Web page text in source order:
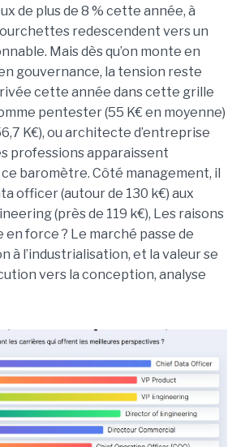
de plus de 8 % cette année, à
redescendent vers un
Mais dès qu’on monte en
gouvernance, la tension reste
cette année dans cette grille
pentester (55 K€ en moyenne)
K€), ou architecte d’entreprise
professions apparaissent
baromètre. Côté management, il
officer (autour de 130 k€) aux
(près de 119 k€), Les raisons
force ? Le marché passe de
à l’industrialisation, et la valeur se
vers la conception, analyse